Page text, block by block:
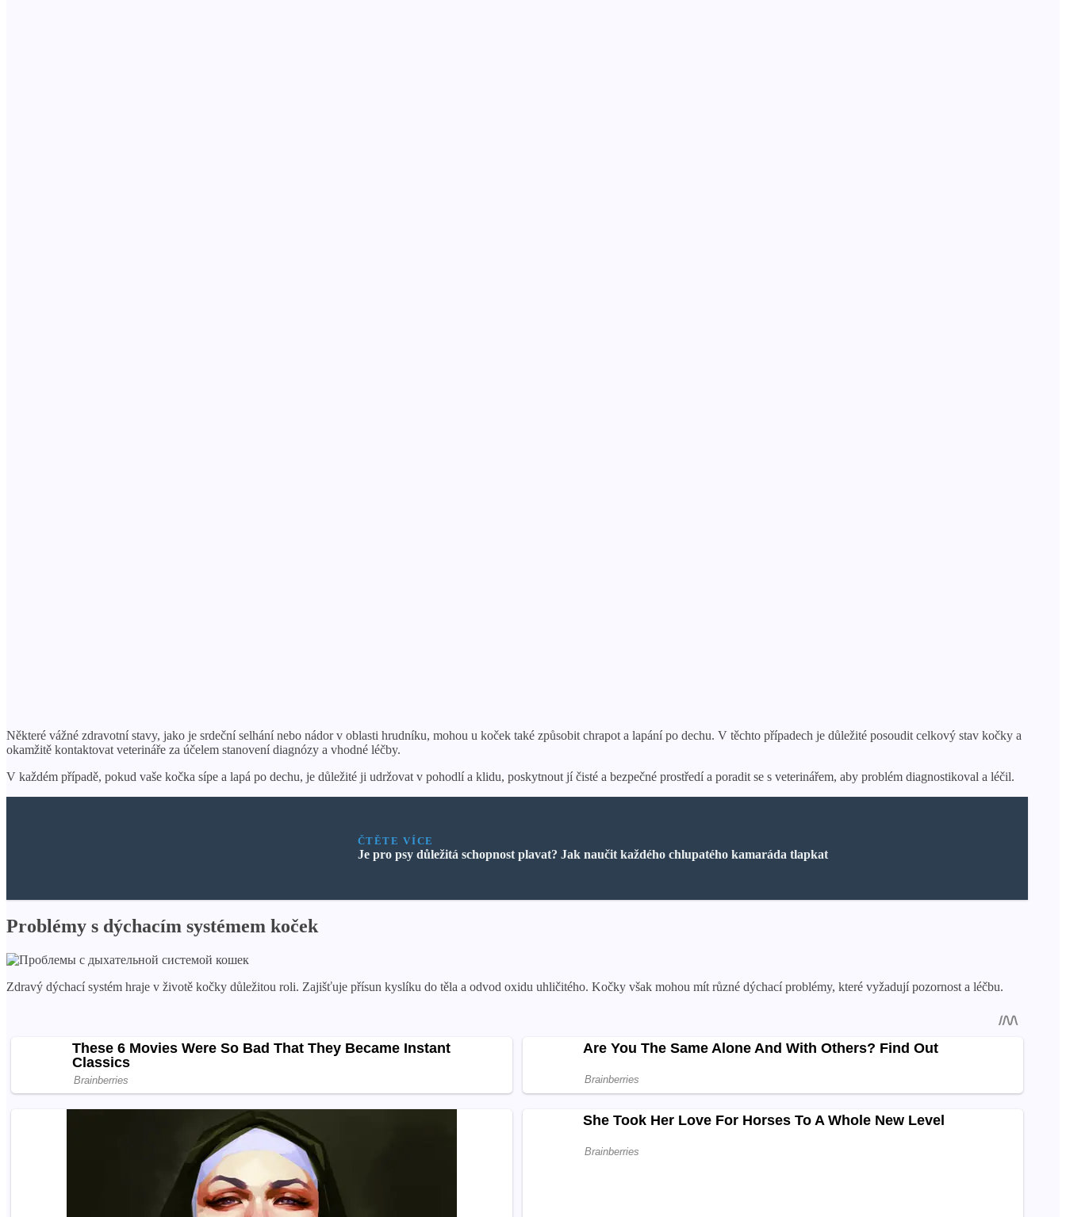
Některé vážné zdravotní stavy, jako je srdeční selhání nebo nádor v oblasti hrudníku, mohou u koček také způsobit chrapot a lapání po dechu. V těchto případech je důležité posoudit celkový stav kočky a
okamžitě kontaktovat veterináře za účelem stanovení diagnózy a vhodné léčby.
V každém případě, pokud vaše kočka sípe a lapá po dechu, je důležité ji udržovat v pohodlí a klidu, poskytnout jí čisté a bezpečné prostředí a poradit se s veterinářem, aby problém diagnostikoval a léčil.
ČTĚTE VÍCE
Je pro psy důležitá schopnost plavat? Jak naučit každého chlupatého kamaráda tlapkat
Problémy s dýchacím systémem koček
Zdravý dýchací systém hraje v životě kočky důležitou roli. Zajišťuje přísun kyslíku do těla a odvod oxidu uhličitého. Kočky však mohou mít různé dýchací problémy, které vyžadují pozornost a léčbu.